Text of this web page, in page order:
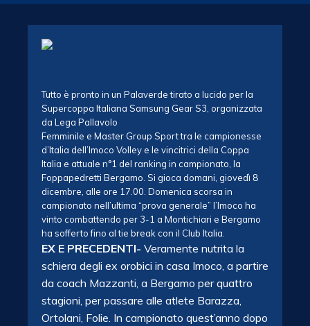
Tutto è pronto in un Palaverde tirato a lucido per la
Supercoppa Italiana Samsung Gear S3, organizzata
da Lega Pallavolo
Femminile e Master Group Sport tra le campionesse
d’Italia dell’Imoco Volley e le vincitrici della Coppa
Italia e attuale n°1 del ranking in campionato, la
Foppapedretti Bergamo. Si gioca domani, giovedì 8
dicembre, alle ore 17.00. Domenica scorsa in
campionato nell’ultima “prova generale” l’Imoco ha
vinto combattendo per 3-1 a Montichiari e Bergamo
ha sofferto fino al tie break con il Club Italia.
EX E PRECEDENTI- Veramente nutrita la
schiera degli ex orobici in casa Imoco, a partire
da coach Mazzanti, a Bergamo per quattro
stagioni, per passare alle atlete Barazza,
Ortolani, Folie. In campionato quest’anno dopo